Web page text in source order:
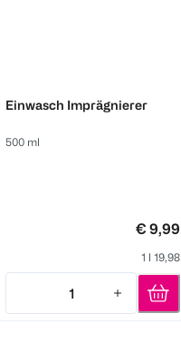
Einwasch Imprägnierer
500 ml
€ 9,99
1 l 19,98
1
Quantity: 1